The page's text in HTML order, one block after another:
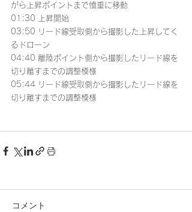
がら上昇ポイントまで慎重に移動
01:30 上昇開始
03:50 リード線受取側から撮影した上昇してく
るドローン
04:40 離陸ポイント側から撮影したリード線を
切り離すまでの調整模様
05:44 リード線受取側から撮影したリード線を
切り離すまでの調整模様
コメント